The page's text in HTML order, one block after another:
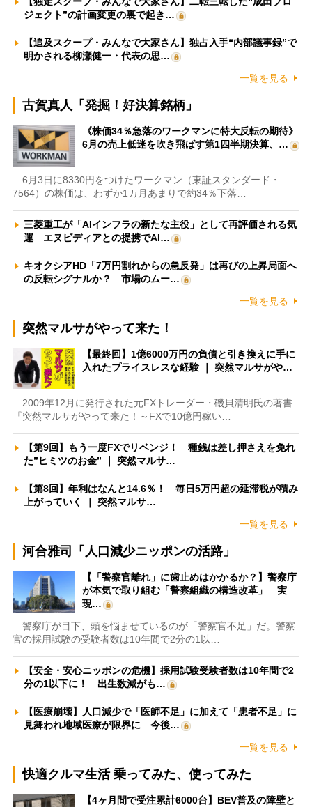
ジェクト”の計画変更の裏で起き…
【追及スクープ・みんなで大家さん】独占入手“内部議事録”で
明かされる柳瀬健一・代表の思…
一覧を見る
古賀真人「発掘！好決算銘柄」
《株価34％急落のワークマンに特大反転の期待》
6月の売上低迷を吹き飛ばす第1四半期決算、…
6月3日に8330円をつけたワークマン（東証スタンダード・
7564）の株価は、わずか1カ月あまりで約34％下落…
三菱重工が「AIインフラの新たな主役」として再評価される気
運 エヌビディアとの提携でAI…
キオクシアHD「7万円割れからの急反発」は再びの上昇局面へ
の反転シグナルか？ 市場のムー…
一覧を見る
突然マルサがやって来た！
【最終回】1億6000万円の負債と引き換えに手に
入れたプライスレスな経験 ｜ 突然マルサがや…
2009年12月に発行された元FXトレーダー・磯貝清明氏の著書
『突然マルサがやって来た！～FXで10億円稼い…
【第9回】もう一度FXでリベンジ！ 種銭は差し押さえを免れ
た”ヒミツのお金” ｜ 突然マルサ…
【第8回】年利はなんと14.6％！ 毎日5万円超の延滞税が積み
上がっていく ｜ 突然マルサ…
一覧を見る
河合雅司「人口減少ニッポンの活路」
【「警察官離れ」に歯止めはかかるか？】警察庁
が本気で取り組む「警察組織の構造改革」 実
現…
警察庁が目下、頭を悩ませているのが「警察官不足」だ。警察
官の採用試験の受験者数は10年間で2分の1以…
【安全・安心ニッポンの危機】採用試験受験者数は10年間で2
分の1以下に！ 出生数減がも…
【医療崩壊】人口減少で「医師不足」に加えて「患者不足」に
見舞われ地域医療が限界に 今後…
一覧を見る
快適クルマ生活 乗ってみた、使ってみた
【4ヶ月間で受注累計6000台】BEV普及の障壁と